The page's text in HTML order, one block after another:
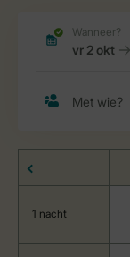
1 nacht